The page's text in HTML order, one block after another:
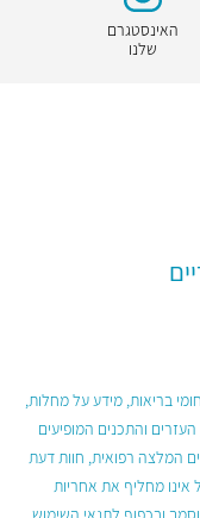
האינסטגרם
שלנו
בריאות, מידע על מחלות,
והתכנים המופיעים
המלצה רפואית, חוות דעת
אינו מחליף את אחריות